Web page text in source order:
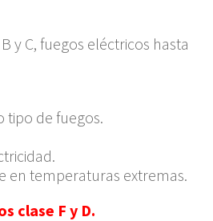
y C, fuegos eléctricos hasta
tipo de fuegos.
en temperaturas extremas.
clase F y D.